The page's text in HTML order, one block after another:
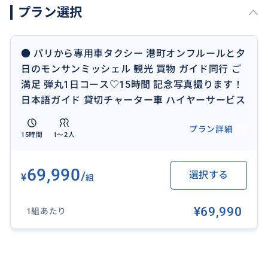
お名前：
集合場所。ホテルの名前と住所：
ご利用人数：
行きたいところ：
②集合場所
ホテル（ホテルの名前と住所）
【その他注意事項】
※ 無断でのキャンセルはご遠慮ください。
※ 当日のキャンセル、時間の変更がある場合は、必ず
ご連絡頂けますようお願いします。
プラン選択
● パリから専用車タクシー 港町オンフルールと夕
日のモンサンミッシェル 観光 買物 ガイド同行 ご
満足 弾丸1日コース♡15時間 記念写真撮ります！
日本語ガイド 貸切チャーター車 ハイヤーサービス
15時間 1〜2人
プラン詳細
¥69,990/組 選択する
1組あたり ¥69,990